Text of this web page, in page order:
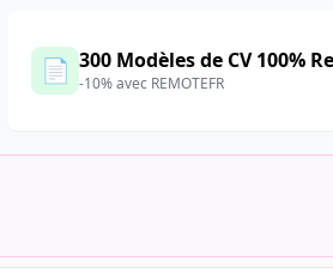
📄 300 Modèles de CV 100%
-10% avec REMOTEFR